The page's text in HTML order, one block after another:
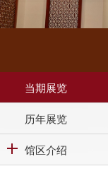
当期展览
历年展览
馆区介绍